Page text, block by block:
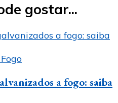
gostar...
a fogo: saiba